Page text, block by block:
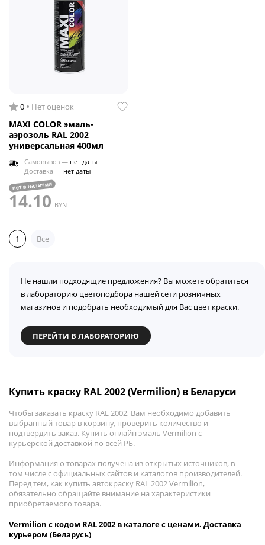
0 Нет оценок
MAXI COLOR эмаль-
аэрозоль RAL 2002
универсальная 400мл
Самовывоз — нет даты
Доставка — нет даты
нет в наличии
14.10 BYN
1 Все
Не нашли подходящие предложения? Вы можете обратиться
в лабораторию цветоподбора нашей сети розничных
магазинов и подобрать необходимый для Вас цвет краски.
ПЕРЕЙТИ В ЛАБОРАТОРИЮ
Купить краску RAL 2002 (Vermilion) в Беларуси
Чтобы заказать краску RAL 2002, Вам необходимо добавить
выбранный товар в корзину, проверить количество и
подтвердить заказ. Купить онлайн эмаль Vermilion с
курьерской доставкой по всей РБ.
Информация о товарах получена из открытых источников, в
том числе с официальных сайтов и каталогов производителей.
Перед тем, как купить автокраску RAL 2002 Vermilion,
обязательно обращайте внимание на характеристики
приобретаемого товара.
Vermilion с кодом RAL 2002 в каталоге с ценами. Доставка
курьером (Беларусь)